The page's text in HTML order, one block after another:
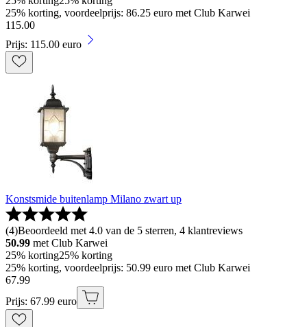
25% korting, voordeelprijs: 86.25 euro met Club Karwei
115.00
Prijs: 115.00 euro
Konstsmide buitenlamp Milano zwart up
(4)Beoordeeld met 4.0 van de 5 sterren, 4 klantreviews
50.99 met Club Karwei
25% korting25% korting
25% korting, voordeelprijs: 50.99 euro met Club Karwei
67.99
Prijs: 67.99 euro